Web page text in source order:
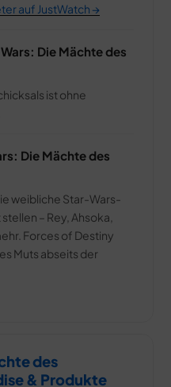
auf JustWatch →
Die Mächte des
ist ohne
Die Mächte des
weibliche Star-Wars-
– Rey, Ahsoka,
Forces of Destiny
Muts abseits der
des
& Produkte